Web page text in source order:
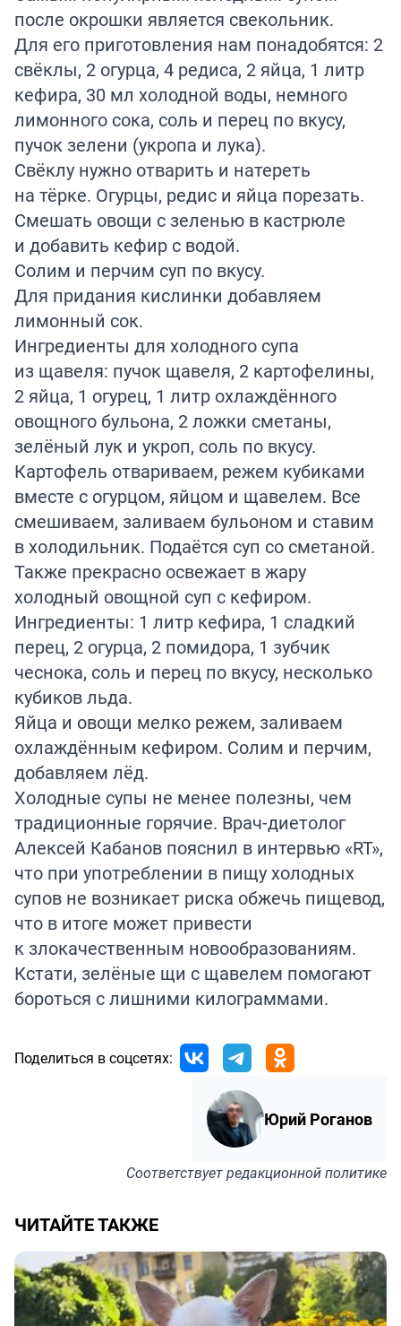
после окрошки является свекольник.
Для его приготовления нам понадобятся: 2
свёклы, 2 огурца, 4 редиса, 2 яйца, 1 литр
кефира, 30 мл холодной воды, немного
лимонного сока, соль и перец по вкусу,
пучок зелени (укропа и лука).
Свёклу нужно отварить и натереть
на тёрке. Огурцы, редис и яйца порезать.
Смешать овощи с зеленью в кастрюле
и добавить кефир с водой.
Солим и перчим суп по вкусу.
Для придания кислинки добавляем
лимонный сок.
Ингредиенты для холодного супа
из щавеля: пучок щавеля, 2 картофелины,
2 яйца, 1 огурец, 1 литр охлаждённого
овощного бульона, 2 ложки сметаны,
зелёный лук и укроп, соль по вкусу.
Картофель отвариваем, режем кубиками
вместе с огурцом, яйцом и щавелем. Все
смешиваем, заливаем бульоном и ставим
в холодильник. Подаётся суп со сметаной.
Также прекрасно освежает в жару
холодный овощной суп с кефиром.
Ингредиенты: 1 литр кефира, 1 сладкий
перец, 2 огурца, 2 помидора, 1 зубчик
чеснока, соль и перец по вкусу, несколько
кубиков льда.
Яйца и овощи мелко режем, заливаем
охлаждённым кефиром. Солим и перчим,
добавляем лёд.
Холодные супы не менее полезны, чем
традиционные горячие. Врач-диетолог
Алексей Кабанов пояснил в интервью «RT»,
что при употреблении в пищу холодных
супов не возникает риска обжечь пищевод,
что в итоге может привести
к злокачественным новообразованиям.
Кстати, зелёные щи с щавелем помогают
бороться с лишними килограммами.
Поделиться в соцсетях:
Юрий Роганов
Соответствуетредакционной политике
ЧИТАЙТЕ ТАКЖЕ